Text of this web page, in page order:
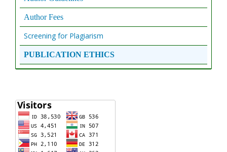
Author Fees
Screening for Plagiarism
PUBLICATION ETHICS